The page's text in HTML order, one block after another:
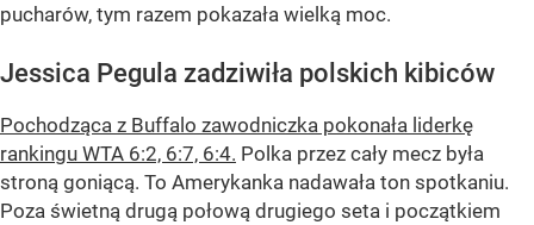
pucharów, tym razem pokazała wielką moc.
Jessica Pegula zadziwiła polskich kibiców
Pochodząca z Buffalo zawodniczka pokonała liderkę
rankingu WTA 6:2, 6:7, 6:4. Polka przez cały mecz była
stroną goniącą. To Amerykanka nadawała ton spotkaniu.
Poza świetną drugą połową drugiego seta i początkiem